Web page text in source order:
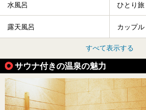
水風呂 ひとり
露天風呂 カップル
すべて表示する
サウナ付きの温泉の魅力